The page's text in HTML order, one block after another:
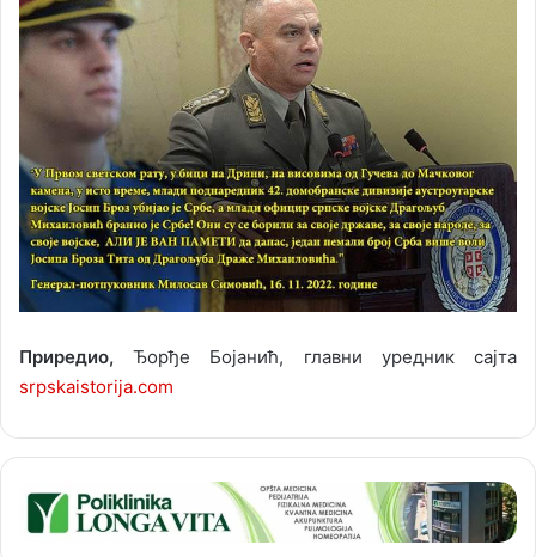
Приредио, Ђорђе Бојанић, главни уредник сајта
srpskаistorija.com